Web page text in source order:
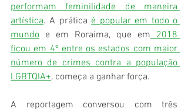
performam feminilidade de maneira
artística. A prática é popular em todo o
mundo e em Roraima, que em 2018
ficou em 4º entre os estados com maior
número de crimes contra a população
LGBTQIA+, começa a ganhar força.
A reportagem conversou com três